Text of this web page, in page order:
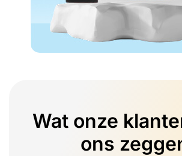
Wat onze
ons